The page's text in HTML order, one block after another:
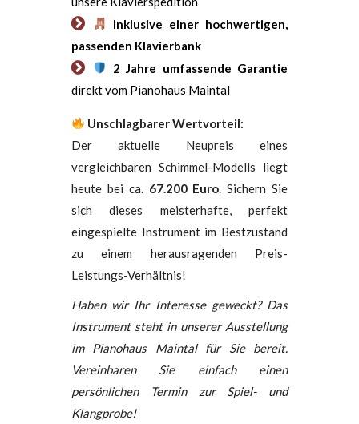
Inklusive einer hochwertigen,
passenden Klavierbank
2 Jahre umfassende Garantie
direkt vom Pianohaus Maintal
Unschlagbarer Wertvorteil:
Der aktuelle Neupreis eines
vergleichbaren Schimmel-Modells liegt
heute bei ca. 67.200 Euro. Sichern Sie
sich dieses meisterhafte, perfekt
eingespielte Instrument im Bestzustand
zu einem herausragenden Preis-
Leistungs-Verhältnis!
Haben wir Ihr Interesse geweckt? Das
Instrument steht in unserer Ausstellung
im Pianohaus Maintal für Sie bereit.
Vereinbaren Sie einfach einen
persönlichen Termin zur Spiel- und
Klangprobe!